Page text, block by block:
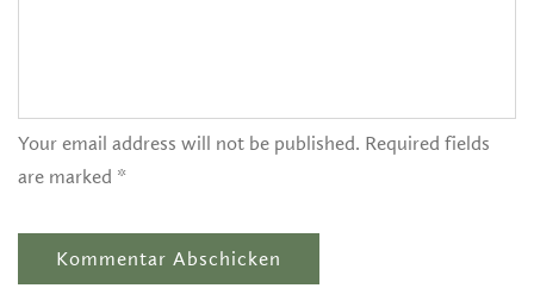
Your email address will not be published. Required fields
are marked *